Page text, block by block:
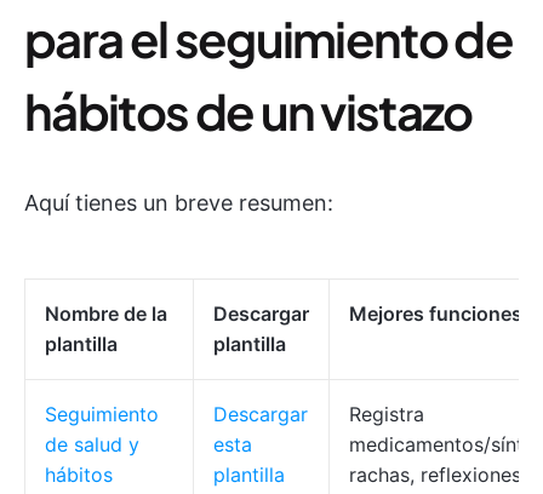
para el seguimiento de
hábitos de un vistazo
Aquí tienes un breve resumen:
Nombre de la
plantilla
Descargar
plantilla
Mejores funciones
Seguimiento
de salud y
hábitos
Descargar
esta
plantilla
Registra
medicamentos/
rachas, reflexiones,